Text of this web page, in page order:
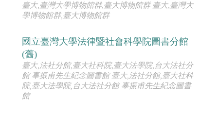
臺大,臺灣大學博物館群,臺大博物館群 臺大,臺灣大
學博物館群,臺大博物館群
國立臺灣大學法律暨社會科學院圖書分館
(舊)
臺大,法社分館,臺大社科院,臺大法學院,台大法社分
館 辜振甫先生紀念圖書館 臺大,法社分館,臺大社科
院,臺大法學院,台大法社分館 辜振甫先生紀念圖書
館